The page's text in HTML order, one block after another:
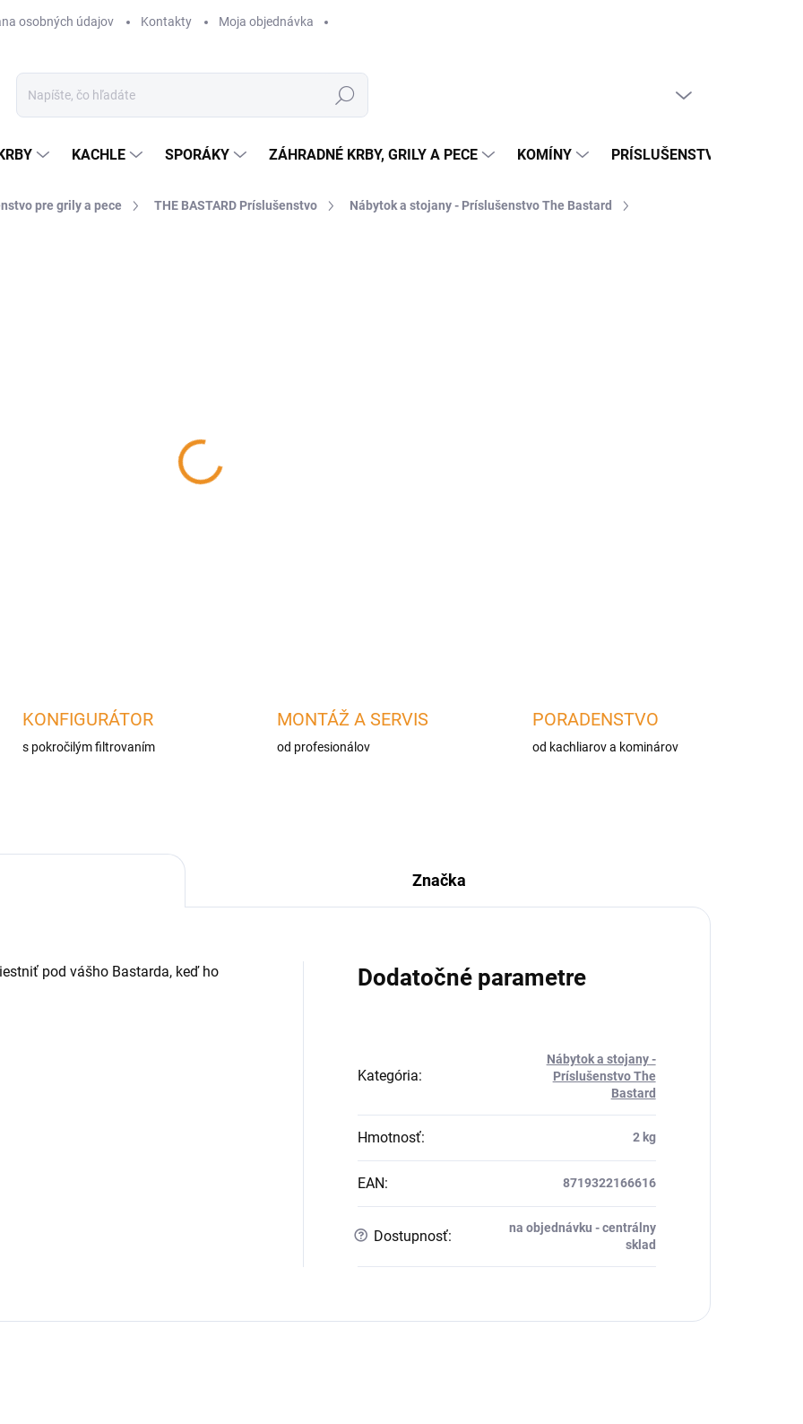
osobných údajov Kontakty Moja objednávka
Hľadať
KACHLE SPORÁKY ZÁHRADNÉ KRBY, GRILY A PECE KOMÍNY PRÍSLUŠENSTVO
pre grily a pece THE BASTARD Príslušenstvo
Nábytok a stojany - Príslušenstvo The Bastard
KONFIGURÁTOR
s pokročilým filtrovaním
MONTÁŽ A SERVIS
od profesionálov
PORADENSTVO
od kachliarov a kominárov
Značka
pod vášho Bastarda, keď ho
Dodatočné parametre
Kategória:
Nábytok a stojany -
Príslušenstvo The
Bastard
Hmotnosť: 2 kg
EAN: 8719322166616
? Dostupnosť:
na objednávku - centrálny
sklad